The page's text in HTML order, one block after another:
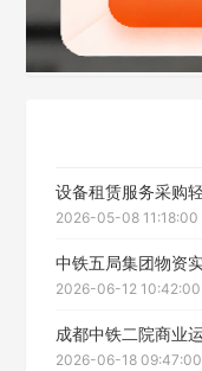
2026-05-08 11:18:00
2026-06-12 10:42:00
2026-06-18 09:47:00